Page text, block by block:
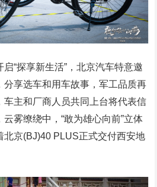
“探享新生活”，北京汽车特意邀
分享选车和用车故事，军工品质再
车主和厂商人员共同上台将代表信
雾缭绕中，“敢为雄心向前”立体
北京(BJ)40 PLUS正式交付西安地